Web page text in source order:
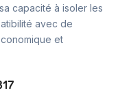
capacité à isoler les
avec de
et